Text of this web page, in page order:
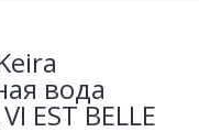
вода
EST BELLE